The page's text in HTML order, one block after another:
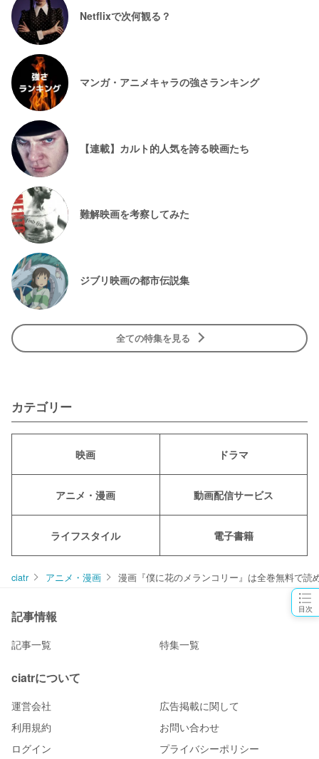
目次
Netflixで次何観る？
マンガ・アニメキャラの強さランキング
【連載】カルト的人気を誇る映画たち
難解映画を考察してみた
ジブリ映画の都市伝説集
全ての特集を見る
カテゴリー
映画 ドラマ
アニメ・漫画 動画配信サービス
ライフスタイル 電子書籍
ciatr アニメ・漫画 漫画『僕に花のメランコリー』は全巻無料で読
記事情報
記事一覧 特集一覧
ciatrについて
運営会社
広告掲載に関して
利用規約
お問い合わせ
ログイン
プライバシーポリシー